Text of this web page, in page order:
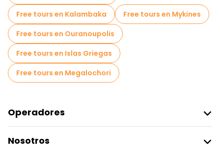
Free tours en Kalambaka
Free tours en Mykines
Free tours en Ouranoupolis
Free tours en Islas Griegas
Free tours en Megalochori
Operadores
Acceder Como Proveedor
Nosotros